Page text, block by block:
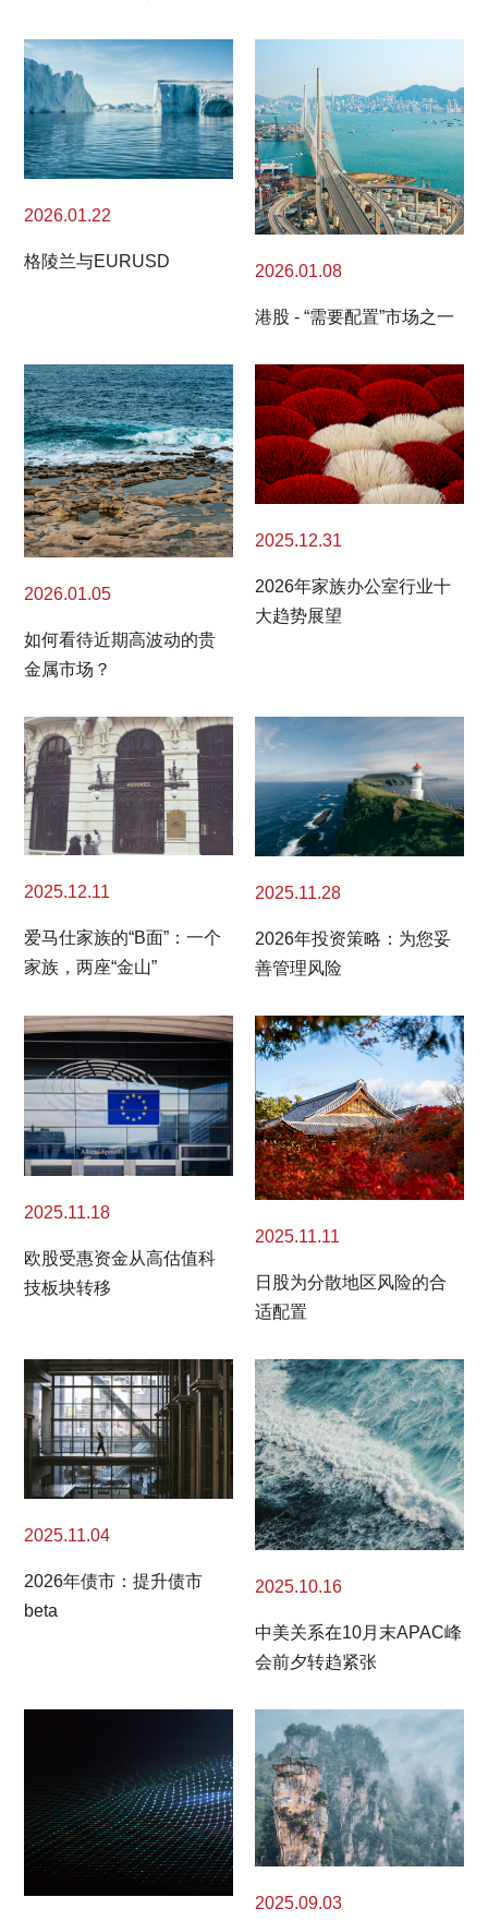
2026.01.22
格陵兰与EURUSD
2026.01.08
港股 - “需要配置”市场之一
2026.01.05
如何看待近期高波动的贵
金属市场？
2025.12.31
2026年家族办公室行业十
大趋势展望
2025.12.11
爱马仕家族的“B面”：一个
家族，两座“金山”
2025.11.28
2026年投资策略：为您妥
善管理风险
2025.11.18
欧股受惠资金从高估值科
技板块转移
2025.11.11
日股为分散地区风险的合
适配置
2025.11.04
2026年债市：提升债市
beta
2025.10.16
中美关系在10月末APAC峰
会前夕转趋紧张
2025.09.03